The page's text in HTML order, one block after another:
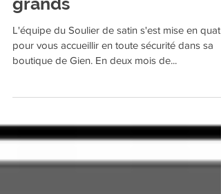
a fait sa réouverture pour
le plaisir des petits et des
grands
boutique de Gien. En deux mois de...